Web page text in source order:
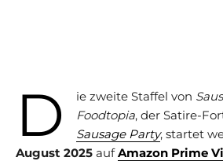
D ie zweite Staffel von
Foodtopia, der Satire-
Sausage Party, startet
August 2025 aufAmazon Prime